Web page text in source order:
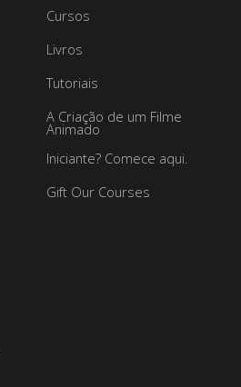
Cursos
Livros
Tutoriais
A Criação de um Filme
Animado
Iniciante? Comece aqui.
Gift Our Courses